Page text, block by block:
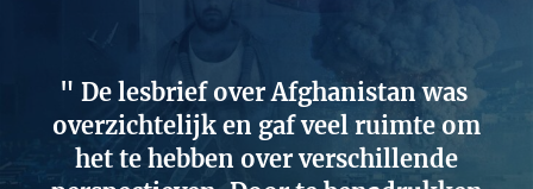
De lesbrief over Afghanistan was
overzichtelijk en gaf veel ruimte om
het te hebben over verschillende